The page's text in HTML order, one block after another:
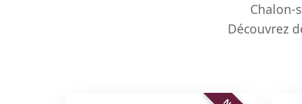
Chalon-
Découvrez